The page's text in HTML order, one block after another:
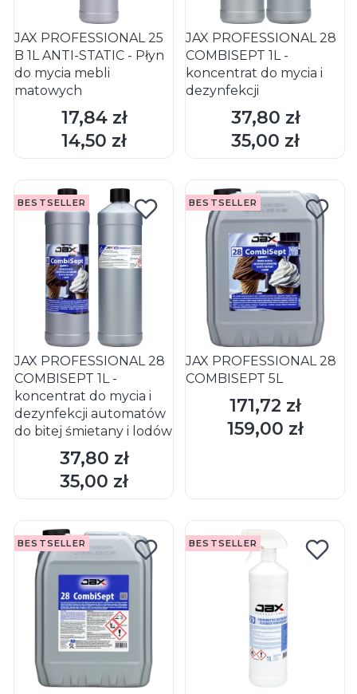
JAX PROFESSIONAL 25
B 1L ANTI-STATIC - Płyn
do mycia mebli
matowych
Cena
17,84 zł
Cena
14,50 zł
DO KOSZYKA
JAX PROFESSIONAL 28
COMBISEPT 1L -
koncentrat do mycia i
dezynfekcji
Cena
37,80 zł
Cena
35,00 zł
DO KOSZYKA
BESTSELLER
JAX PROFESSIONAL 28
COMBISEPT 1L -
koncentrat do mycia i
dezynfekcji automatów
do bitej śmietany i lodów
Cena
37,80 zł
Cena
35,00 zł
DO KOSZYKA
BESTSELLER
JAX PROFESSIONAL 28
COMBISEPT 5L
Cena
171,72 zł
Cena
159,00 zł
BESTSELLER BESTSELLER